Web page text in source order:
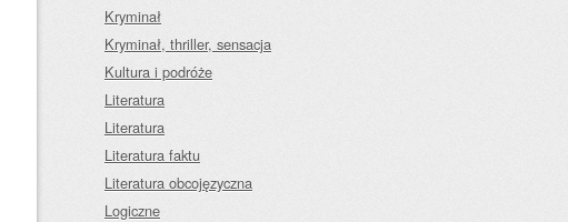
Kryminał
Kryminał, thriller, sensacja
Kultura i podróże
Literatura
Literatura
Literatura faktu
Literatura obcojęzyczna
Logiczne